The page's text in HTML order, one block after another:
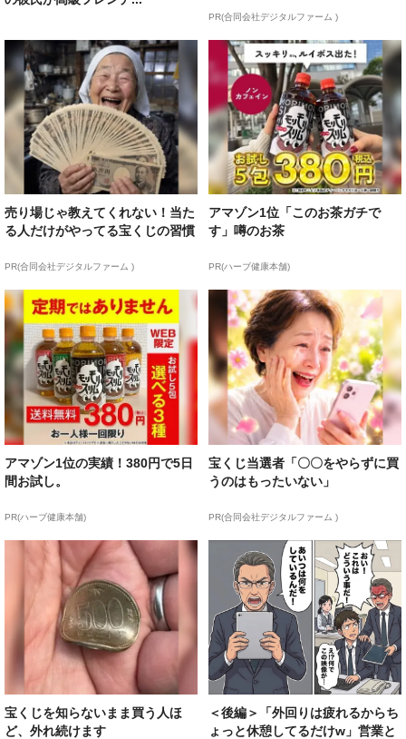
PR(合同会社デジタルファーム )
売り場じゃ教えてくれない！当た
る人だけがやってる宝くじの習慣
PR(合同会社デジタルファーム )
アマゾン1位「このお茶ガチで
す」噂のお茶
PR(ハーブ健康本舗)
アマゾン1位の実績！380円で5日
間お試し。
PR(ハーブ健康本舗)
宝くじ当選者「〇〇をやらずに買
うのはもったいない」
PR(合同会社デジタルファーム )
宝くじを知らないまま買う人ほ
ど、外れ続けます
＜後編＞「外回りは疲れるからち
ょっと休憩してるだけw」営業と